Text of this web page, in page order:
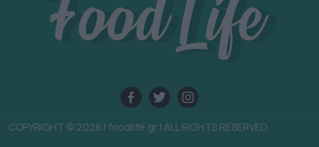
COPYRIGHT © 2026 | foodlife.gr | ALL RIGHTS RESERVED